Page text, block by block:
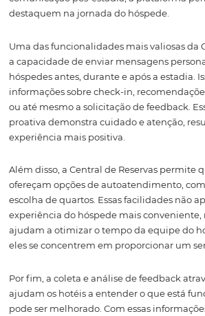
que os incentiva a retornar. A
permitindo que os hotéis
incentivem a repetição de negócios.
Por último, as vendas diretas
a imagem da marca. Os hotéis
de uma experiência de marca
controle aprimorado é essencial
sólida no mercado.
Melhorando a
A experiência do hóspede é um